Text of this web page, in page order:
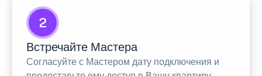
2
Встречайте Мастера
Согласуйте с Мастером дату подключения и